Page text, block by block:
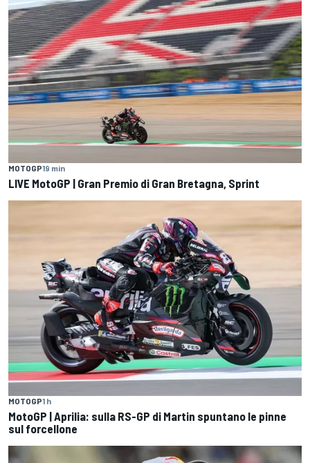
MOTOGP19 min
LIVE MotoGP | Gran Premio di Gran Bretagna, Sprint
MOTOGP1 h
MotoGP | Aprilia: sulla RS-GP di Martin spuntano le pinne
sul forcellone